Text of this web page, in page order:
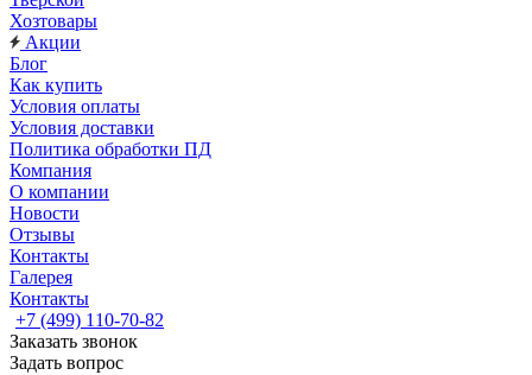
Хозтовары
Акции
Блог
Как купить
Условия оплаты
Условия доставки
Политика обработки ПД
Компания
О компании
Новости
Отзывы
Контакты
Галерея
Контакты
+7 (499) 110-70-82
Заказать звонок
Задать вопрос